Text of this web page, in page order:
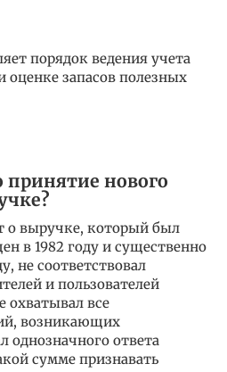
порядок ведения учета
оценке запасов полезных
принятие нового
о выручке, который был
в 1982 году и существенно
не соответствовал
и пользователей
охватывал все
возникающих
однозначного ответа
сумме признавать